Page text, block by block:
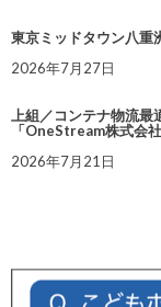
東京ミッドタウン八重
2026年7月27日
上組／コンテナ物流
「OneStream株式会
2026年7月21日